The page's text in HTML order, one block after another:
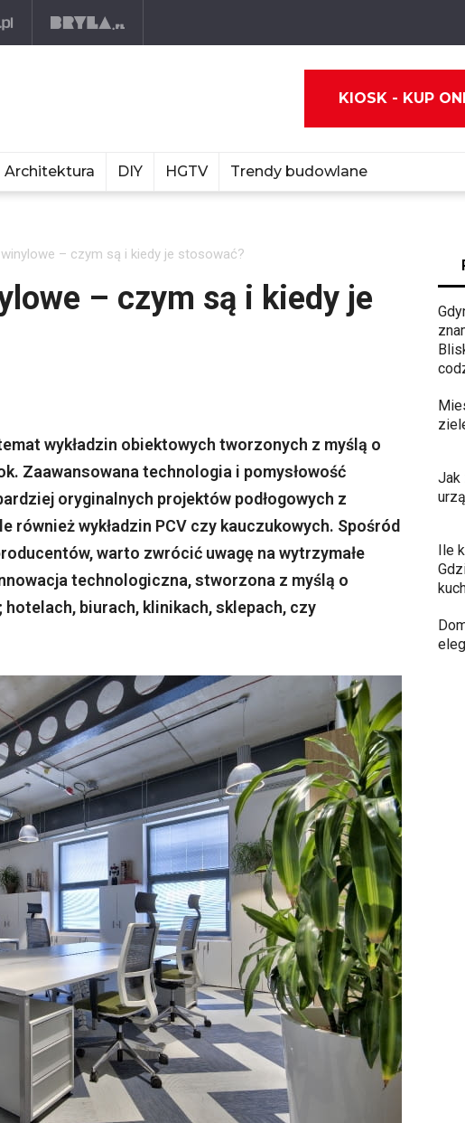
KIOSK - KUP
Architektura DIY HGTV Trendy budowlane
winylowe – czym są i kiedy je stosować?
– czym są i kiedy je
wykładzin obiektowych tworzonych z myślą o
Zaawansowana technologia i pomysłowość
oryginalnych projektów podłogowych z
również wykładzin PCV czy kauczukowych. Spośród
warto zwrócić uwagę na wytrzymałe
technologiczna, stworzona z myślą o
biurach, klinikach, sklepach, czy
Jak
Ile